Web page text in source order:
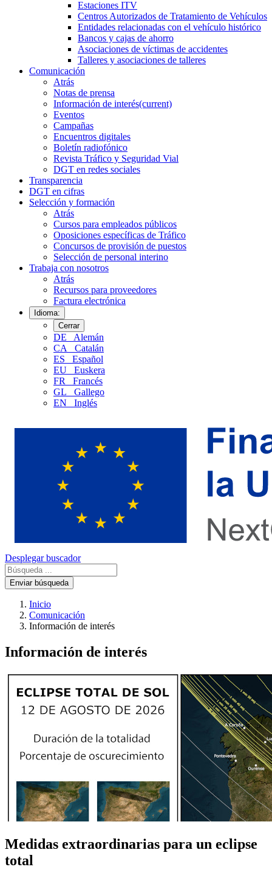
Estaciones ITV
Centros Autorizados de Tratamiento de Vehículos
Entidades relacionadas con el vehículo histórico
Bancos y cajas de ahorro
Asociaciones de víctimas de accidentes
Talleres y asociaciones de talleres
Comunicación
Atrás
Notas de prensa
Información de interés(current)
Eventos
Campañas
Encuentros digitales
Boletín radiofónico
Revista Tráfico y Seguridad Vial
DGT en redes sociales
Transparencia
DGT en cifras
Selección y formación
Atrás
Cursos para empleados públicos
Oposiciones específicas de Tráfico
Concursos de provisión de puestos
Selección de personal interino
Trabaja con nosotros
Atrás
Recursos para proveedores
Factura electrónica
Idioma:
Cerrar
DE
Alemán
CA
Catalán
ES
Español
EU
Euskera
FR
Francés
GL
Gallego
EN
Inglés
Desplegar buscador
Enviar búsqueda
Inicio
Comunicación
Información de interés
Información de interés
Medidas extraordinarias para un eclipse
total